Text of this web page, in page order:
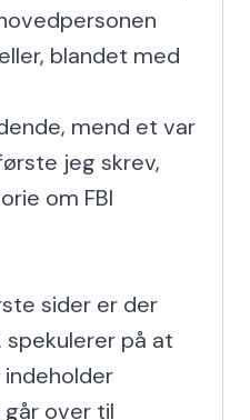
blandet med
mend et var
jeg skrev,
om FBI
sider er der
på at
over til